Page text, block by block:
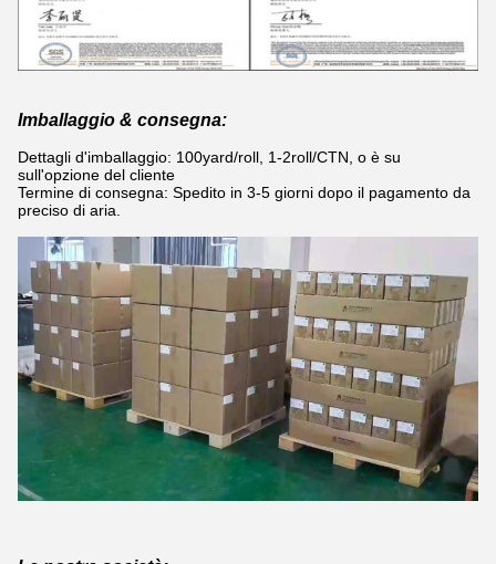
Imballaggio & consegna:
Dettagli d'imballaggio: 100yard/roll, 1-2roll/CTN, o è su
sull'opzione del cliente
Termine di consegna: Spedito in 3-5 giorni dopo il pagamento da
preciso di aria.